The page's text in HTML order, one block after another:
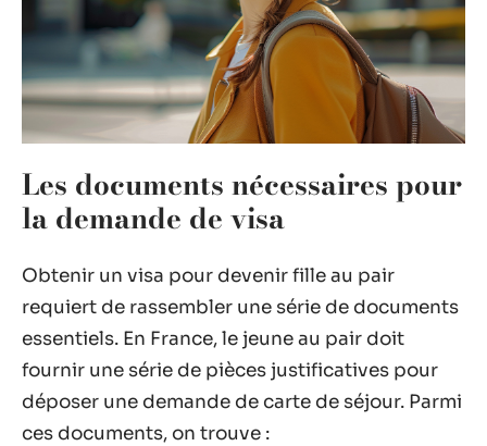
Les documents nécessaires pour
la demande de visa
Obtenir un visa pour devenir fille au pair
requiert de rassembler une série de documents
essentiels. En France, le jeune au pair doit
fournir une série de pièces justificatives pour
déposer une demande de carte de séjour. Parmi
ces documents, on trouve :